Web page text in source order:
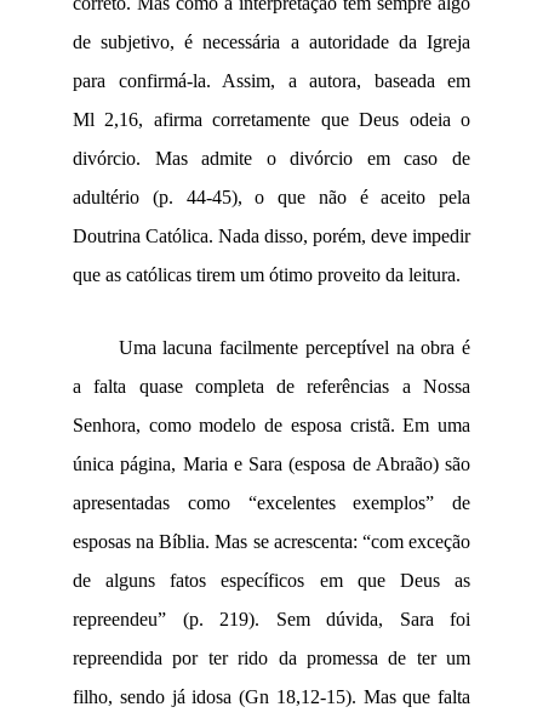
de subjetivo, é necessária a autoridade da Igreja
para confirmá-la. Assim, a autora, baseada em
Ml 2,16, afirma corretamente que Deus odeia o
divórcio. Mas admite o divórcio em caso de
adultério (p. 44-45), o que não é aceito pela
Doutrina Católica. Nada disso, porém, deve impedir
que as católicas tirem um ótimo proveito da leitura.
Uma lacuna facilmente perceptível na obra é
a falta quase completa de referências a Nossa
Senhora, como modelo de esposa cristã. Em uma
única página, Maria e Sara (esposa de Abraão) são
apresentadas como “excelentes exemplos” de
esposas na Bíblia. Mas se acrescenta: “com exceção
de alguns fatos específicos em que Deus as
repreendeu” (p. 219). Sem dúvida, Sara foi
repreendida por ter rido da promessa de ter um
filho, sendo já idosa (Gn 18,12-15). Mas que falta